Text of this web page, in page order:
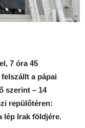
7 óra 45
a pápai
szerint – 14
repülőtéren:
lép Irak földjére.